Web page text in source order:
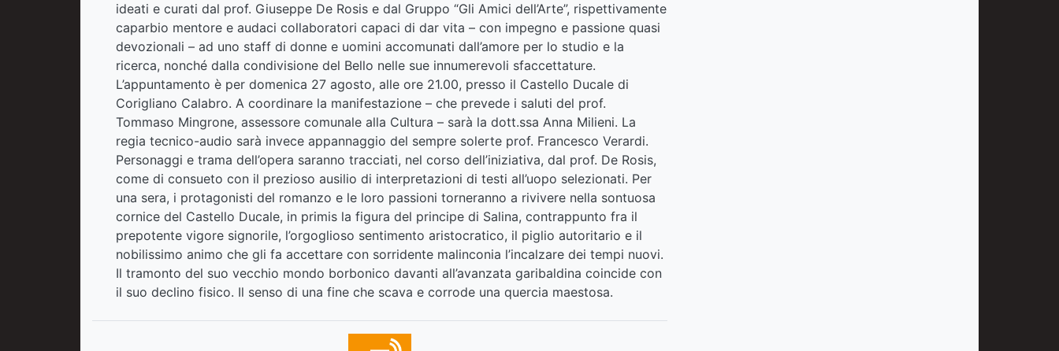
ideati e curati dal prof. Giuseppe De Rosis e dal Gruppo “Gli Amici dell’Arte”, rispettivamente
caparbio mentore e audaci collaboratori capaci di dar vita – con impegno e passione quasi
devozionali – ad uno staff di donne e uomini accomunati dall’amore per lo studio e la
ricerca, nonché dalla condivisione del Bello nelle sue innumerevoli sfaccettature.
L’appuntamento è per domenica 27 agosto, alle ore 21.00, presso il Castello Ducale di
Corigliano Calabro. A coordinare la manifestazione – che prevede i saluti del prof.
Tommaso Mingrone, assessore comunale alla Cultura – sarà la dott.ssa Anna Milieni. La
regia tecnico-audio sarà invece appannaggio del sempre solerte prof. Francesco Verardi.
Personaggi e trama dell’opera saranno tracciati, nel corso dell’iniziativa, dal prof. De Rosis,
come di consueto con il prezioso ausilio di interpretazioni di testi all’uopo selezionati. Per
una sera, i protagonisti del romanzo e le loro passioni torneranno a rivivere nella sontuosa
cornice del Castello Ducale, in primis la figura del principe di Salina, contrappunto fra il
prepotente vigore signorile, l’orgoglioso sentimento aristocratico, il piglio autoritario e il
nobilissimo animo che gli fa accettare con sorridente malinconia l’incalzare dei tempi nuovi.
Il tramonto del suo vecchio mondo borbonico davanti all’avanzata garibaldina coincide con
il suo declino fisico. Il senso di una fine che scava e corrode una quercia maestosa.